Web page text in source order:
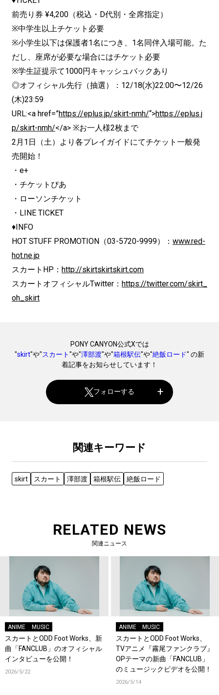
前売り券 ¥4,200（税込・D代別・全席指定）
※中学生以上チケット必要
※小学生以下は保護者1名につき、1名同伴入場可能。た
だし、座席が必要な場合にはチケット必要
※学生証提示て1000円キャッシュバックあり
◎オフィシャル先行（抽選）：12/18(水)22:00〜12/26
(木)23:59
URL:<a href=”https://eplus.jp/skirt-nmh/“>https://eplus.j
p/skirt-nmh/</a> ※お一人様2枚まで
2月1日（土）より各プレイガイドにてチケット一般発
売開始！
・e+
・チケットぴあ
・ローソンチケット
・LINE TICKET
♦INFO
HOT STUFF PROMOTION（03-5720-9999）： www.red-
hot.ne.jp
スカートHP： http://skirtskirtskirt.com
スカートオフィシャルTwitter： https://twitter.com/skirt_
oh_skirt
PONY CANYON公式Xでは
"skirt"や"スカート"や"澤部渡"や"箱根駅伝"や"絶飯ロード" の新
着記事をお知らせしています！
フォローする
関連キーワード
skirt スカート 澤部渡 箱根駅伝 絶飯ロード
RELATED NEWS
関連ニュース
ANIME MUSIC
スカートとODD Foot Works、新
曲「FANCLUB」のオフィシャル
インタビューを公開！
2026/5/22
ANIME MUSIC
スカートとODD Foot Works、
TVアニメ『霧尾ファンクラブ』
OPテーマの新曲「FANCLUB」
のミュージックビデオを公開！
2026/5/14